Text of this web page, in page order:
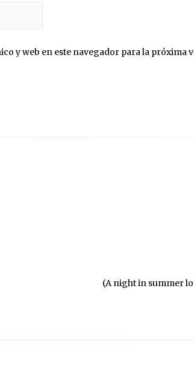
y web en este navegador para la próxima
(A night in summer